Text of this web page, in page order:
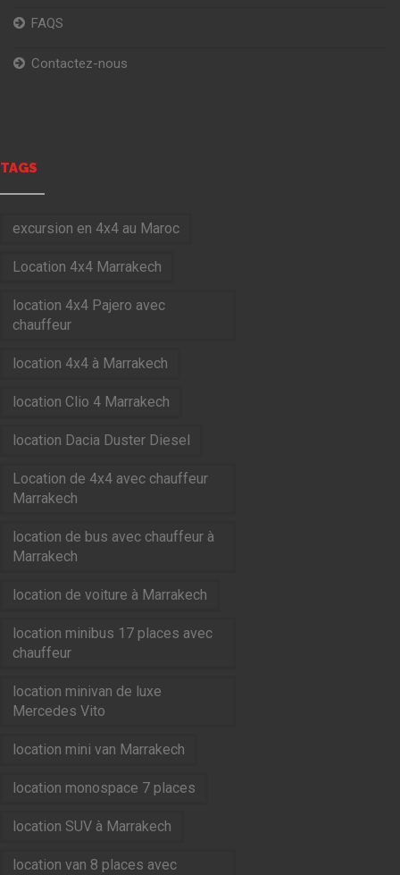
FAQS
Contactez-nous
TAGS
excursion en 4x4 au Maroc
Location 4x4 Marrakech
location 4x4 Pajero avec
chauffeur
location 4x4 à Marrakech
location Clio 4 Marrakech
location Dacia Duster Diesel
Location de 4x4 avec chauffeur
Marrakech
location de bus avec chauffeur à
Marrakech
location de voiture à Marrakech
location minibus 17 places avec
chauffeur
location minivan de luxe
Mercedes Vito
location mini van Marrakech
location monospace 7 places
location SUV à Marrakech
location van 8 places avec